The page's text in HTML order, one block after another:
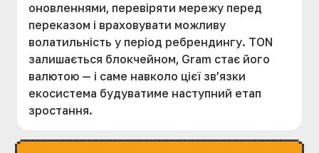
оновленнями, перевіряти мережу перед
переказом і враховувати можливу
волатильність у період ребрендингу. TON
залишається блокчейном, Gram стає його
валютою — і саме навколо цієї зв’язки
екосистема будуватиме наступний етап
зростання.